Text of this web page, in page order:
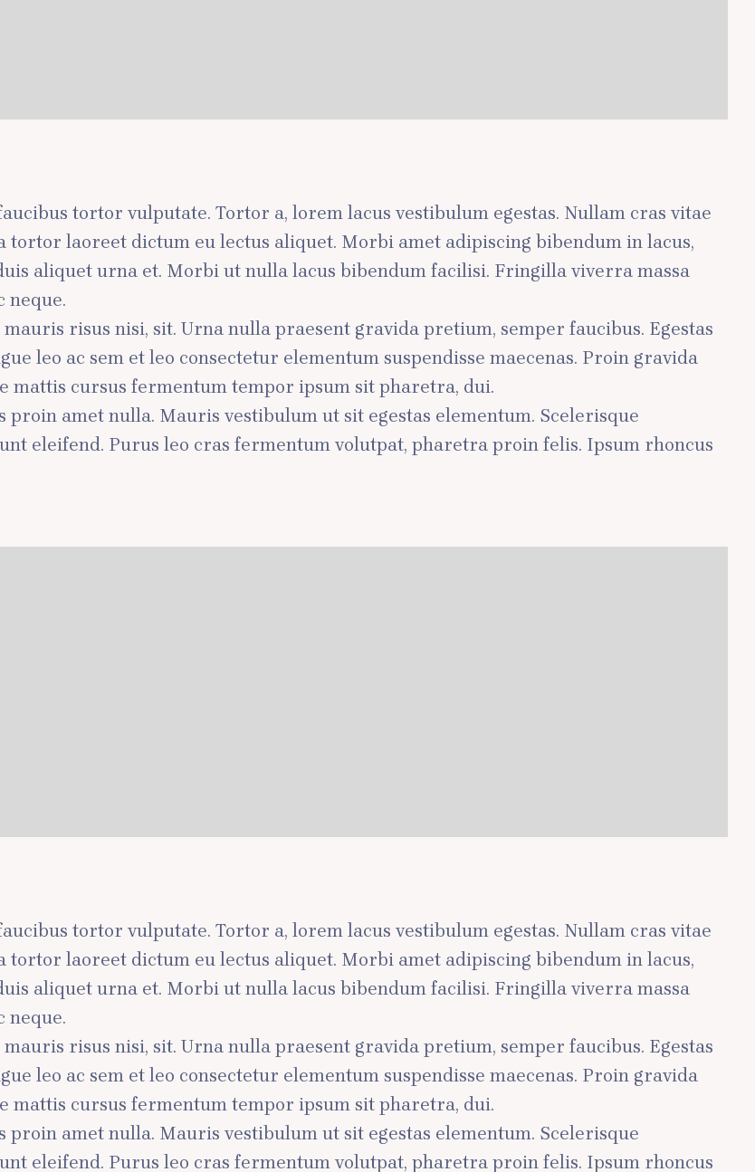
tortor vulputate. Tortor a, lorem lacus vestibulum egestas. Nullam cras vitae
laoreet dictum eu lectus aliquet. Morbi amet adipiscing bibendum in lacus,
aliquet urna et. Morbi ut nulla lacus bibendum facilisi. Fringilla viverra massa
neque.
risus nisi, sit. Urna nulla praesent gravida pretium, semper faucibus. Egestas
leo ac sem et leo consectetur elementum suspendisse maecenas. Proin gravida
mattis cursus fermentum tempor ipsum sit pharetra, dui.
proin amet nulla. Mauris vestibulum ut sit egestas elementum. Scelerisque
eleifend. Purus leo cras fermentum volutpat, pharetra proin felis. Ipsum rhoncus
tortor vulputate. Tortor a, lorem lacus vestibulum egestas. Nullam cras vitae
laoreet dictum eu lectus aliquet. Morbi amet adipiscing bibendum in lacus,
aliquet urna et. Morbi ut nulla lacus bibendum facilisi. Fringilla viverra massa
neque.
risus nisi, sit. Urna nulla praesent gravida pretium, semper faucibus. Egestas
leo ac sem et leo consectetur elementum suspendisse maecenas. Proin gravida
mattis cursus fermentum tempor ipsum sit pharetra, dui.
proin amet nulla. Mauris vestibulum ut sit egestas elementum. Scelerisque
eleifend. Purus leo cras fermentum volutpat, pharetra proin felis. Ipsum rhoncus